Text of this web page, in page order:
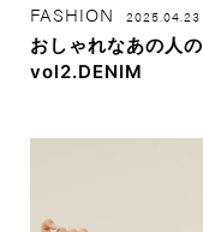
FASHION 2025.04.23
おしゃれなあの人
vol2.DENIM